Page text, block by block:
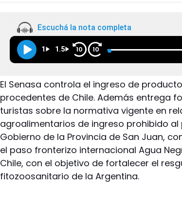
Escuchá la nota completa
1 1.5 10 10
El Senasa controla el ingreso de
procedentes de Chile. Además entrega
turistas sobre la normativa vigente en
agroalimentarios de ingreso prohibido al
Gobierno de la Provincia de San Juan,
el paso fronterizo internacional Agua
Chile, con el objetivo de fortalecer el
fitozoosanitario de la Argentina.